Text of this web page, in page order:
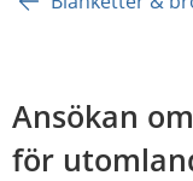
Ansökan
för